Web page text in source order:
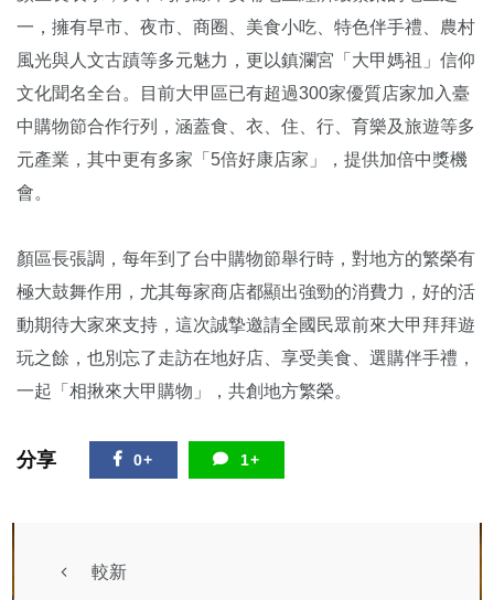
一，擁有早市、夜市、商圈、美食小吃、特色伴手禮、農村
風光與人文古蹟等多元魅力，更以鎮瀾宮「大甲媽祖」信仰
文化聞名全台。目前大甲區已有超過300家優質店家加入臺
中購物節合作行列，涵蓋食、衣、住、行、育樂及旅遊等多
元產業，其中更有多家「5倍好康店家」，提供加倍中獎機
會。
顏區長張調，每年到了台中購物節舉行時，對地方的繁榮有
極大鼓舞作用，尤其每家商店都顯出強勁的消費力，好的活
動期待大家來支持，這次誠摯邀請全國民眾前來大甲拜拜遊
玩之餘，也別忘了走訪在地好店、享受美食、選購伴手禮，
一起「相揪來大甲購物」，共創地方繁榮。
分享 0+ 1+
較新